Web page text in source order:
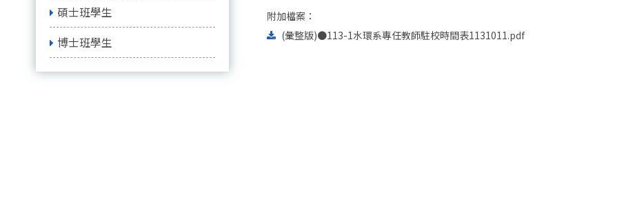
碩士班學生
博士班學生
附加檔案：
(彙整版)●113-1水環系專任教師駐校時間表1131011.pdf